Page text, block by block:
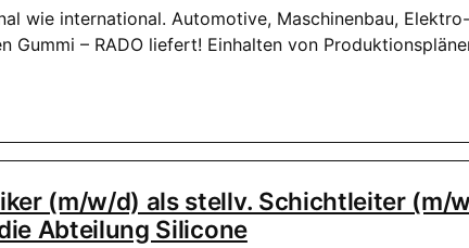
wie international. Automotive, Maschinenbau,
Gummi – RADO liefert! Einhalten von
(m/w/d) als stellv. Schichtleiter (m/
Abteilung Silicone